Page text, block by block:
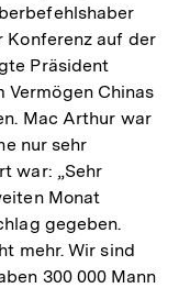
Konferenz auf der
Präsident
Vermögen Chinas
Mac Arthur war
nur sehr
war: „Sehr
Monat
gegeben.
mehr. Wir sind
300 000 Mann